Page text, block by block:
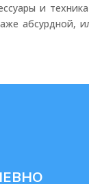
и
абсурдной,